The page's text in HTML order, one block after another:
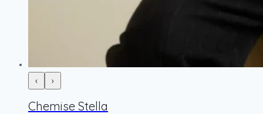
‹ ›
Chemise Stella